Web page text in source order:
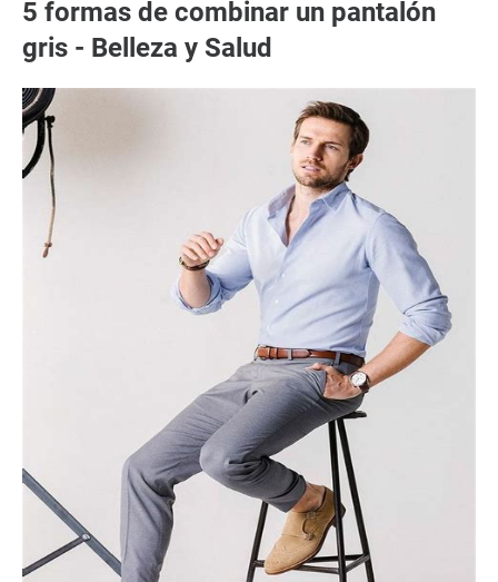
5 formas de combinar un pantalón
gris - Belleza y Salud